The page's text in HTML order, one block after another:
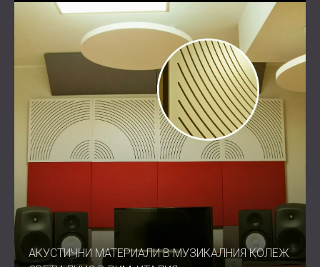
АКУСТИЧНИ МАТЕРИАЛИ В МУЗИКАЛНИЯ КОЛЕЖ